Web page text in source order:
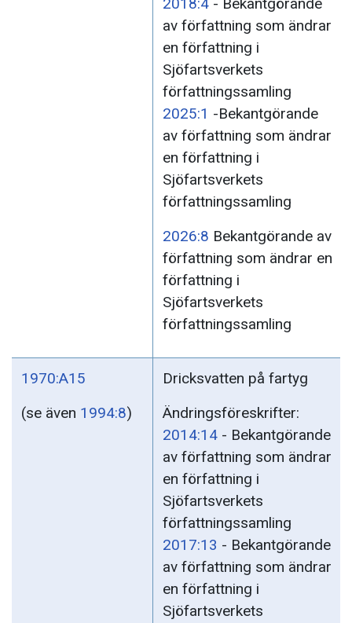
av författning som ändrar
en författning i
Sjöfartsverkets
författningssamling
2025:1 -Bekantgörande
av författning som ändrar
en författning i
Sjöfartsverkets
författningssamling
2026:8 Bekantgörande av
författning som ändrar en
författning i
Sjöfartsverkets
författningssamling
1970:A15
(se även 1994:8)
Dricksvatten på fartyg
Ändringsföreskrifter:
2014:14 - Bekantgörande
av författning som ändrar
en författning i
Sjöfartsverkets
författningssamling
2017:13 - Bekantgörande
av författning som ändrar
en författning i
Sjöfartsverkets